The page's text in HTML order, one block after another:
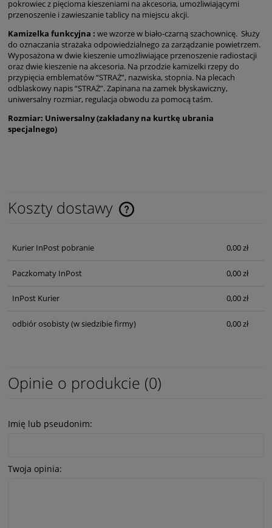
pokrowiec z pięcioma kieszeniami na akcesoria, umożliwiającymi
przenoszenie i zawieszanie tablicy na miejscu akcji.
Kamizelka funkcyjna : we wzorze w biało-czarną szachownicę. Służy
do oznaczania strażaka odpowiedzialnego za zarządzanie powietrzem.
Wyposażona w dwie kieszenie umożliwiające przenoszenie radiostacji
oraz dwie kieszenie na akcesoria. Na przodzie kamizelki rzepy do
przypięcia emblematów “STRAŻ”, nazwiska, stopnia. Na plecach
odblaskowy napis “STRAŻ”. Zapinana na zamek błyskawiczny,
uniwersalny rozmiar, regulacja obwodu za pomocą taśm.
Rozmiar: Uniwersalny (zakładany na kurtkę ubrania
specjalnego)
Koszty dostawy
Cena nie zawiera ewentualnych kosztów płatności
Kurier InPost pobranie 0,00 zł
Paczkomaty InPost 0,00 zł
InPost Kurier 0,00 zł
odbiór osobisty(w siedzibie firmy) 0,00 zł
Opinie o produkcie (0)
Imię lub pseudonim:
Twoja opinia: